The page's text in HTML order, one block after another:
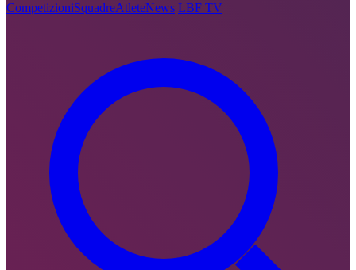
CompetizioniSquadreAtleteNews LBF TV